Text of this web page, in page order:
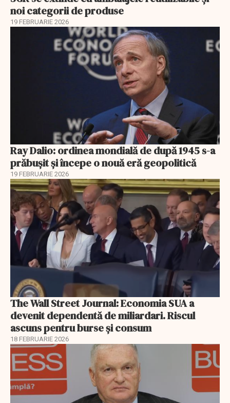
noi categorii de produse
19 FEBRUARIE 2026
Ray Dalio: ordinea mondială de după 1945 s-a
prăbușit și începe o nouă eră geopolitică
19 FEBRUARIE 2026
The Wall Street Journal: Economia SUA a
devenit dependentă de miliardari. Riscul
ascuns pentru burse și consum
18 FEBRUARIE 2026
EXCLUSIV